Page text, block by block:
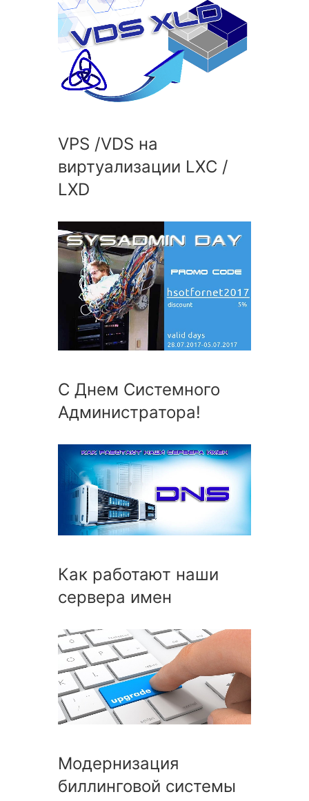
VPS /VDS на
виртуализации LXC /
LXD
С Днем Системного
Администратора!
Как работают наши
сервера имен
Модернизация
биллинговой системы